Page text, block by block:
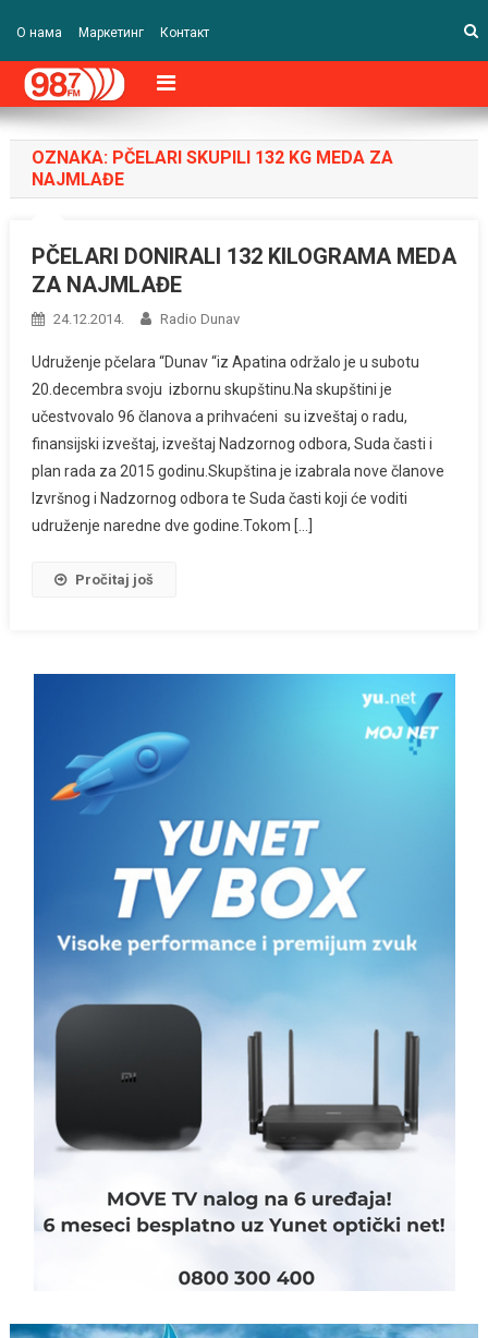
О нама Маркетинг Контакт
OZNAKA: PČELARI SKUPILI 132 KG MEDA ZA
NAJMLAĐE
PČELARI DONIRALI 132 KILOGRAMA MEDA
ZA NAJMLAĐE
24.12.2014. Radio Dunav
Udruženje pčelara “Dunav “iz Apatina održalo je u subotu
20.decembra svoju izbornu skupštinu.Na skupštini je
učestvovalo 96 članova a prihvaćeni su izveštaj o radu,
finansijski izveštaj, izveštaj Nadzornog odbora, Suda časti i
plan rada za 2015 godinu.Skupština je izabrala nove članove
Izvršnog i Nadzornog odbora te Suda časti koji će voditi
udruženje naredne dve godine.Tokom […]
Pročitaj još